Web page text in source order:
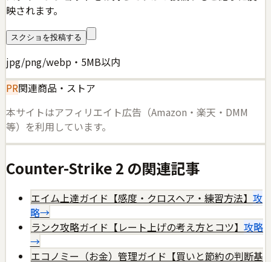
映されます。
スクショを投稿する
jpg/png/webp・5MB以内
PR関連商品・ストア
本サイトはアフィリエイト広告（Amazon・楽天・DMM
等）を利用しています。
Counter-Strike 2 の関連記事
エイム上達ガイド【感度・クロスヘア・練習方法】 攻
略→
ランク攻略ガイド【レート上げの考え方とコツ】 攻略
→
エコノミー（お金）管理ガイド【買いと節約の判断基